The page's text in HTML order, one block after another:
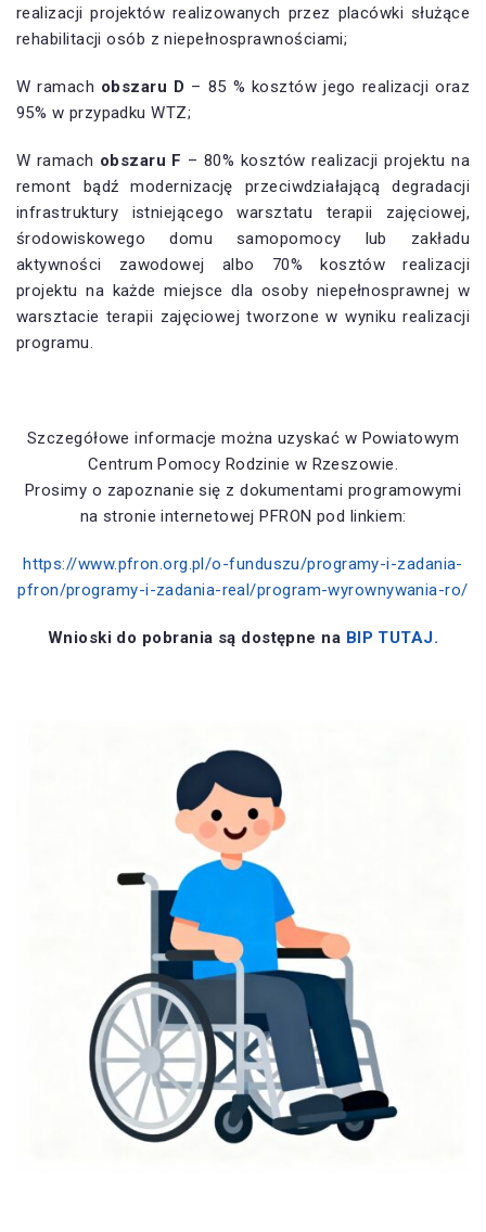
realizacji projektów realizowanych przez placówki służące
rehabilitacji osób z niepełnosprawnościami;
W ramach obszaru D – 85 % kosztów jego realizacji oraz
95% w przypadku WTZ;
W ramach obszaru F – 80% kosztów realizacji projektu na
remont bądź modernizację przeciwdziałającą degradacji
infrastruktury istniejącego warsztatu terapii zajęciowej,
środowiskowego domu samopomocy lub zakładu
aktywności zawodowej albo 70% kosztów realizacji
projektu na każde miejsce dla osoby niepełnosprawnej w
warsztacie terapii zajęciowej tworzone w wyniku realizacji
programu.
Szczegółowe informacje można uzyskać w Powiatowym
Centrum Pomocy Rodzinie w Rzeszowie.
Prosimy o zapoznanie się z dokumentami programowymi
na stronie internetowej PFRON pod linkiem:
https://www.pfron.org.pl/o-funduszu/programy-i-zadania-
pfron/programy-i-zadania-real/program-wyrownywania-ro/
Wnioski do pobrania są dostępne na BIP TUTAJ.